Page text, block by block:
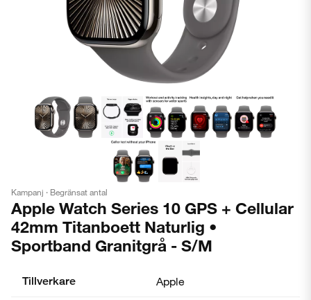
Kampanj · Begränsat antal
Apple Watch Series 10 GPS + Cellular
42mm Titanboett Naturlig •
Sportband Granitgrå - S/M
Tillverkare Apple